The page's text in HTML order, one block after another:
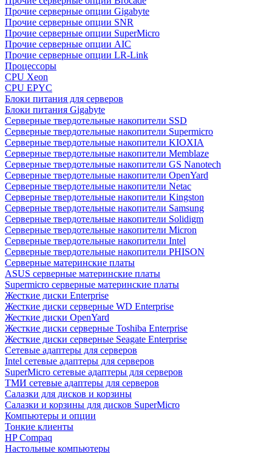
Прочие серверные опции Gigabyte
Прочие серверные опции SNR
Прочие серверные опции SuperMicro
Прочие серверные опции AIC
Прочие серверные опции LR-Link
Процессоры
CPU Xeon
CPU EPYC
Блоки питания для серверов
Блоки питания Gigabyte
Серверные твердотельные накопители SSD
Cерверные твердотельные накопители Supermicro
Cерверные твердотельные накопители KIOXIA
Cерверные твердотельные накопители Memblaze
Cерверные твердотельные накопители GS Nanotech
Серверные твердотельные накопители OpenYard
Серверные твердотельные накопители Netac
Cерверные твердотельные накопители Kingston
Cерверные твердотельные накопители Samsung
Cерверные твердотельные накопители Solidigm
Cерверные твердотельные накопители Micron
Cерверные твердотельные накопители Intel
Cерверные твердотельные накопители PHISON
Серверные материнские платы
ASUS серверные материнские платы
Supermicro серверные материнские платы
Жесткие диски Enterprise
Жесткие диски серверные WD Enterprise
Жесткие диски OpenYard
Жесткие диски серверные Toshiba Enterprise
Жесткие диски серверные Seagate Enterprise
Сетевые адаптеры для серверов
Intel сетевые адаптеры для серверов
SuperMicro сетевые адаптеры для серверов
ТМИ сетевые адаптеры для серверов
Салазки для дисков и корзины
Салазки и корзины для дисков SuperMicro
Компьютеры и опции
Тонкие клиенты
HP Compaq
Настольные компьютеры